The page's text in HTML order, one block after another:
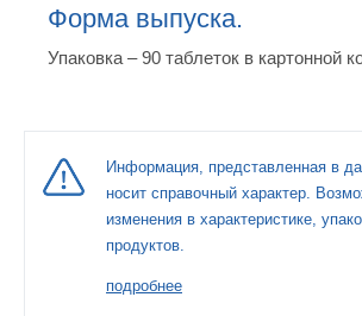
Форма выпуска.
Упаковка – 90 таблеток в картонной
Информация, представленная в
носит справочный характер.
изменения в характеристике,
продуктов.
подробнее